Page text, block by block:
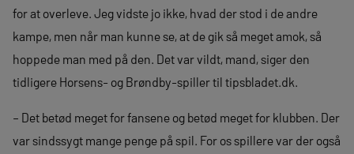
for at overleve. Jeg vidste jo ikke, hvad der stod i de andre
kampe, men når man kunne se, at de gik så meget amok, så
hoppede man med på den. Det var vildt, mand, siger den
tidligere Horsens- og Brøndby-spiller til tipsbladet.dk.
– Det betød meget for fansene og betød meget for klubben. Der
var sindssygt mange penge på spil. For os spillere var der også